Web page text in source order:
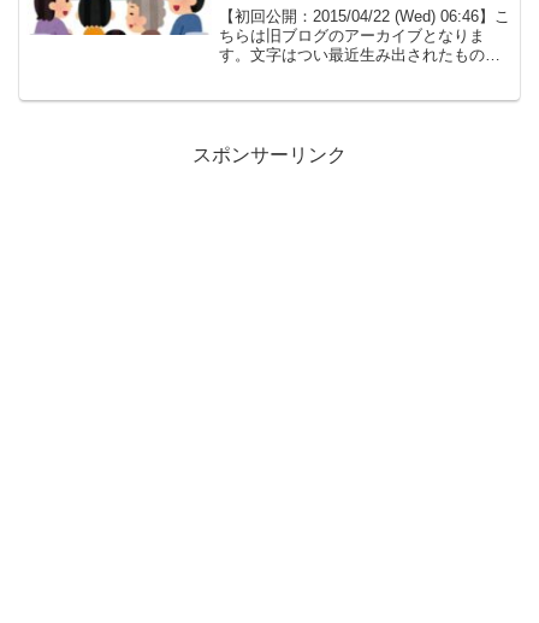
【初回公開：2015/04/22 (Wed) 06:46】こ
ちらは旧ブログのアーカイブとなりま
す。文字はつい最近生み出されたもので
スポンサーリンク